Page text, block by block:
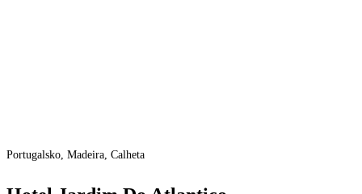
Portugalsko, Madeira, Calheta